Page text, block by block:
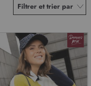
Filtrer et trier par